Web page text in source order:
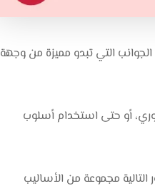
التي تبدو مميزة من وجهة
أو حتى استخدام أسلوب
مجموعة من الأساليب